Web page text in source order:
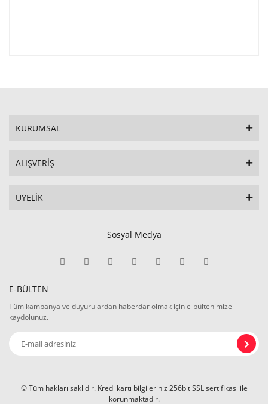
KURUMSAL
ALIŞVERİŞ
ÜYELİK
Sosyal Medya
E-BÜLTEN
Tüm kampanya ve duyurulardan haberdar olmak için e-bültenimize
kaydolunuz.
© Tüm hakları saklıdır. Kredi kartı bilgileriniz 256bit SSL sertifikası ile
korunmaktadır.